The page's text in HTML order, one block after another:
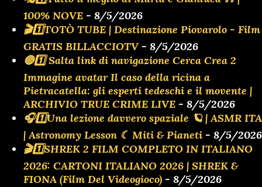
100% NOVE - 8/5/2026
🎬1️⃣TOTÒ TUBE | Destinazione Piovarolo - Film
GRATIS BILLACCIOTV- 8/5/2026
🔴1️⃣ Salta link di navigazione Cerca Crea 2
Immagine avatar Il caso della ricina a
Pietracatella: gli esperti tedeschi e il movente |
ARCHIVIO TRUE CRIME LIVE - 8/5/2026
🎧1️⃣Una lezione davvero spaziale 🪐 | ASMR ITA
| Astronomy Lesson ☾ Miti & Pianeti - 8/5/2026
🎬1️⃣SHREK 2 FILM COMPLETO IN ITALIANO
2026: CARTONI ITALIANO 2026 | SHREK &
FIONA (Film Del Videogioco) - 8/5/2026